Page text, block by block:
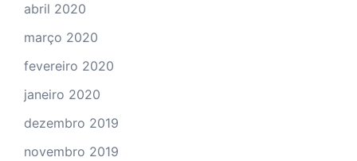
abril 2020
março 2020
fevereiro 2020
janeiro 2020
dezembro 2019
novembro 2019